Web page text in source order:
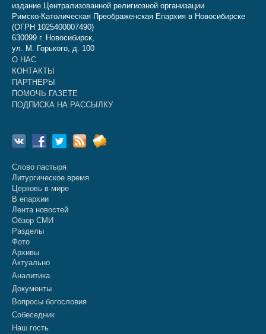
издание Централизованной религиозной организации
Римско-Католическая Преображенская Епархия в Новосибирске
(ОГРН 1025400007490)
630099 г. Новосибирск,
ул. М. Горького, д. 100
О НАС
КОНТАКТЫ
ПАРТНЕРЫ
ПОМОЧЬ ГАЗЕТЕ
ПОДПИСКА НА РАССЫЛКУ
Слово пастыря
Литургическое время
Церковь в мире
В епархии
Лента новостей
Обзор СМИ
Разделы
Фото
Архивы
Актуально
Аналитика
Документы
Вопросы богословия
Собеседник
Наш гость